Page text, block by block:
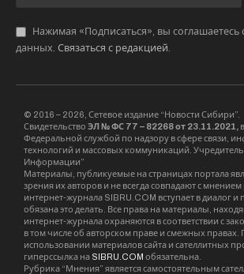
Нажимая «Подписаться», вы соглашаетесь
данных. Связаться с редакцией
© 2016 – 2026, Сетевое издание “Новости Сибири”.
Свидетельство ЭЛ № ФС 77 – 82268 от 23.11.2021,
Федеральной службой по надзору в сфере связи,
технологий и массовых коммуникаций.
Информации”
Материалы, публикуемые на страницах портала
зрения их авторов и не всегда совпадают с
интернет-журнала SIBRU.COM вступает в диалог и
обязана это делать. Все права на материалы,
интернет-журнала охраняются в соответствии с
в том числе об авторском праве и смежных
использовании материалов сайта и сателлитных
гиперссылка на SIBRU.COM обязательна.
Рубрика “Мнения” является самостоятельным